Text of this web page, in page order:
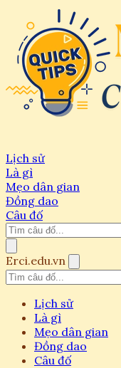
Lịch sử
Là gì
Mẹo dân gian
Đồng dao
Câu đố
Erci.edu.vn
Lịch sử
Là gì
Mẹo dân gian
Đồng dao
Câu đố